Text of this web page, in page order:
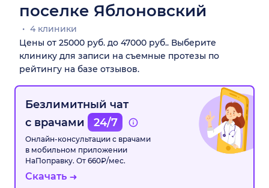
поселке Яблоновский
4 клиники
Цены от 25000 руб. до 47000 руб.. Выберите
клинику для записи на съемные протезы по
рейтингу на базе отзывов.
Безлимитный чат
с врачами
24/7
Онлайн-консультации с врачами
в мобильном приложении
НаПоправку. От 660₽/мес.
Скачать